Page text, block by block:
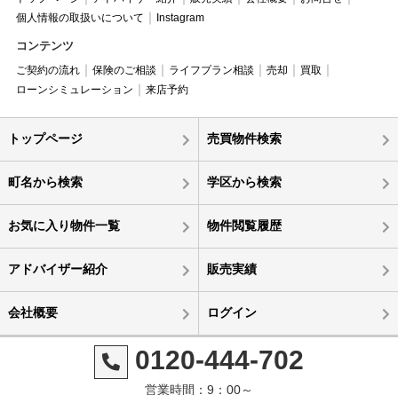
個人情報の取扱いについて
Instagram
コンテンツ
ご契約の流れ 保険のご相談 ライフプラン相談 売却
買取
ローンシミュレーション
来店予約
トップページ 売買物件検索
町名から検索 学区から検索
お気に入り物件一覧 物件閲覧履歴
アドバイザー紹介 販売実績
会社概要 ログイン
0120-444-702
営業時間：9：00～